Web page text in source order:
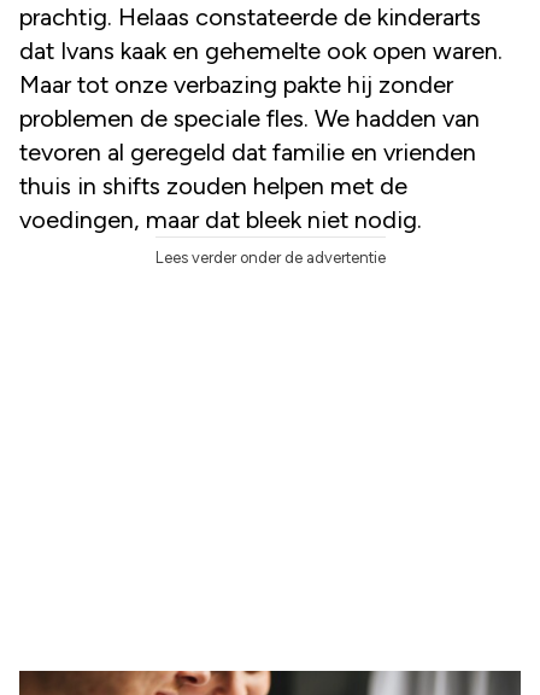
prachtig. Helaas constateerde de kinderarts
dat Ivans kaak en gehemelte ook open waren.
Maar tot onze verbazing pakte hij zonder
problemen de speciale fles. We hadden van
tevoren al geregeld dat familie en vrienden
thuis in shifts zouden helpen met de
voedingen, maar dat bleek niet nodig.
Lees verder onder de advertentie